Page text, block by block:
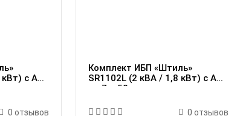
кВт) c АБ
0 отзывов
Комплект ИБП «Штиль»
SR1102L (2 кВА / 1,8 кВт) c АБ
на 7 ч 50 мин
0 отзывов